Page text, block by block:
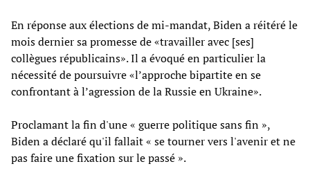
En réponse aux élections de mi-mandat, Biden a réitéré le
mois dernier sa promesse de «travailler avec [ses]
collègues républicains». Il a évoqué en particulier la
nécessité de poursuivre «l’approche bipartite en se
confrontant à l’agression de la Russie en Ukraine».
Proclamant la fin d'une « guerre politique sans fin »,
Biden a déclaré qu'il fallait « se tourner vers l'avenir et ne
pas faire une fixation sur le passé ».